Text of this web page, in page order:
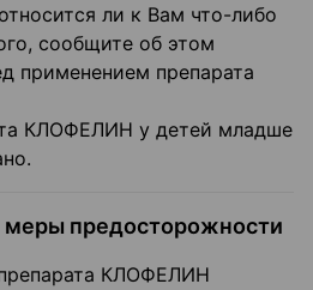
ли к Вам что-либо
сообщите об этом
применением препарата
КЛОФЕЛИН у детей младше
меры предосторожности
КЛОФЕЛИН